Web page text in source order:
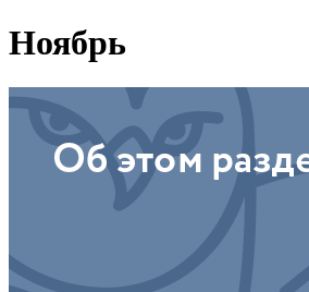
Ноябрь